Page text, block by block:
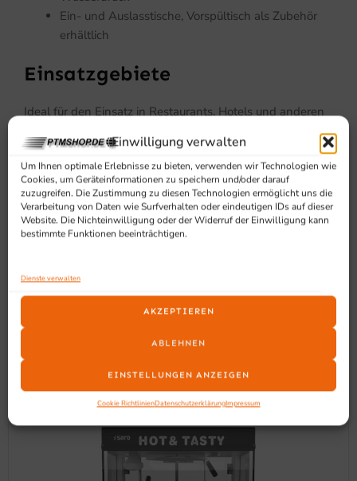
Einwilligung verwalten
Um Ihnen optimale Erlebnisse zu bieten, verwenden wir Technologien wie
Cookies, um Geräteinformationen zu speichern und/oder darauf
zuzugreifen. Die Zustimmung zu diesen Technologien ermöglicht uns die
Verarbeitung von Daten wie Surfverhalten oder eindeutigen IDs auf dieser
Website. Die Nichteinwilligung oder der Widerruf der Einwilligung kann
bestimmte Funktionen beeinträchtigen.
Dienste verwalten
AKZEPTIEREN
ABLEHNEN
EINSTELLUNGEN ANZEIGEN
Cookie RichtlinienDatenschutzerklärungImpressum
Ein- und Auslasstische, Vorspültisch als Zubehör
erhältlich
Einsatzgebiete
Ideal für den Einsatz in Restaurants, Hotels und anderen
effiziente Spüllösung benötigen.
Ähnliche Produkte